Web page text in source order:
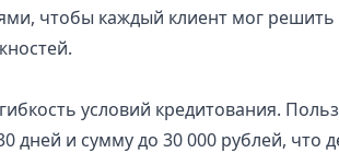
чтобы каждый клиент мог решить
условий кредитования.
дней и сумму до 30 000 рублей, что